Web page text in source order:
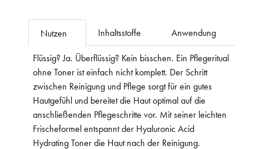
Nutzen Inhaltsstoffe Anwendung
Flüssig? Ja. Überflüssig? Kein bisschen. Ein Pflegeritual
ohne Toner ist einfach nicht komplett. Der Schritt
zwischen Reinigung und Pflege sorgt für ein gutes
Hautgefühl und bereitet die Haut optimal auf die
anschließenden Pflegeschritte vor. Mit seiner leichten
Frischeformel entspannt der Hyaluronic Acid
Hydrating Toner die Haut nach der Reinigung.